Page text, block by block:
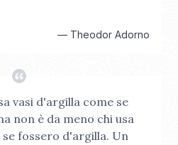
— Theodor Adorno
vasi d'argilla come se
non è da meno chi usa
fossero d'argilla. Un